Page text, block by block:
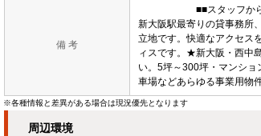
備 考
■■スタッフからの
新大阪駅最寄りの貸事務所
立地です。快適なアクセス
ィスです。★新大阪・西中
い。5坪～300坪・マンシ
車場などあらゆる事業用物
※各種情報と差異がある場合は現況優先となります
周辺環境